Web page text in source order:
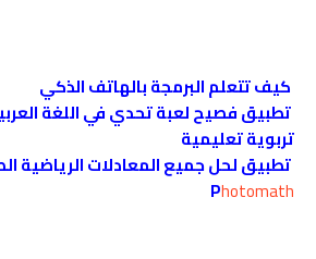
كيف تتعلم البرمجة بالهاتف الذكي
تطبيق فصيح لعبة تحدي في اللغة
تربوية تعليمية
تطبيق لحل جميع المعادلات الرياضية
Photomath